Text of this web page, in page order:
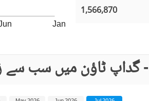
1,566,870
Jan
گداپ ٹاؤن میں سب سے